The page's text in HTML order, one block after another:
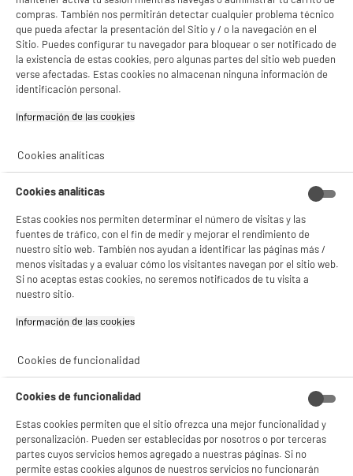
product_anchor_characteristics
Garantía incluida :
Características
Marca
Dimensiones paquete
AL 71 cm x AN 38,5 cm x PR 8
cm
Consulta la política de cookies..
Si aceptas, la experiencia será aún mejor. Si no acepta, se utilizarán cookies
estadísticas anónimas basadas en tu navegación. Puedes oponerte a su uso
gestionando sus cookies.
¡Buena visita!
compras. También nos permitirán detectar cualquier problema técnico
que pueda afectar la presentación del Sitio y / o la navegación en el
Sitio. Puedes configurar tu navegador para bloquear o ser notificado de
la existencia de estas cookies, pero algunas partes del sitio web pueden
verse afectadas. Estas cookies no almacenan ninguna información de
identificación personal.
Información de las cookies‎
Cookies analíticas
Cookies analíticas
Estas cookies nos permiten determinar el número de visitas y las
fuentes de tráfico, con el fin de medir y mejorar el rendimiento de
nuestro sitio web. También nos ayudan a identificar las páginas más /
menos visitadas y a evaluar cómo los visitantes navegan por el sitio web.
Si no aceptas estas cookies, no seremos notificados de tu visita a
nuestro sitio.
Información de las cookies‎
Cookies de funcionalidad
Cookies de funcionalidad
Estas cookies permiten que el sitio ofrezca una mejor funcionalidad y
personalización. Pueden ser establecidas por nosotros o por terceras
partes cuyos servicios hemos agregado a nuestras páginas. Si no
permite estas cookies algunos de nuestros servicios no funcionarán